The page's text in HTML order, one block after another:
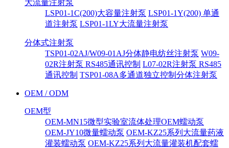
大流量注射泵
LSP01-1C(200)大容量注射泵 LSP01-1Y(200) 单通
道注射泵 LSP01-1LY大流量注射泵
分体式注射泵
TSP01-02AJ/W09-01AJ分体静电纺丝注射泵 W09-
02R注射泵 RS485通讯控制 L07-02R注射泵 RS485
通讯控制 TSP01-08A多通道独立控制分体注射泵
OEM / ODM
OEM型
OEM-MN15微型实验室流体处理OEM蠕动泵
OEM-JY10微量蠕动泵 OEM-KZ25系列大流量药液
灌装蠕动泵 OEM-KZ25系列大流量灌装机配套蠕